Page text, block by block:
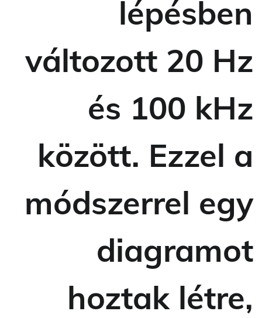
lépésben
változott 20 Hz
és 100 kHz
között. Ezzel a
módszerrel egy
diagramot
hoztak létre,